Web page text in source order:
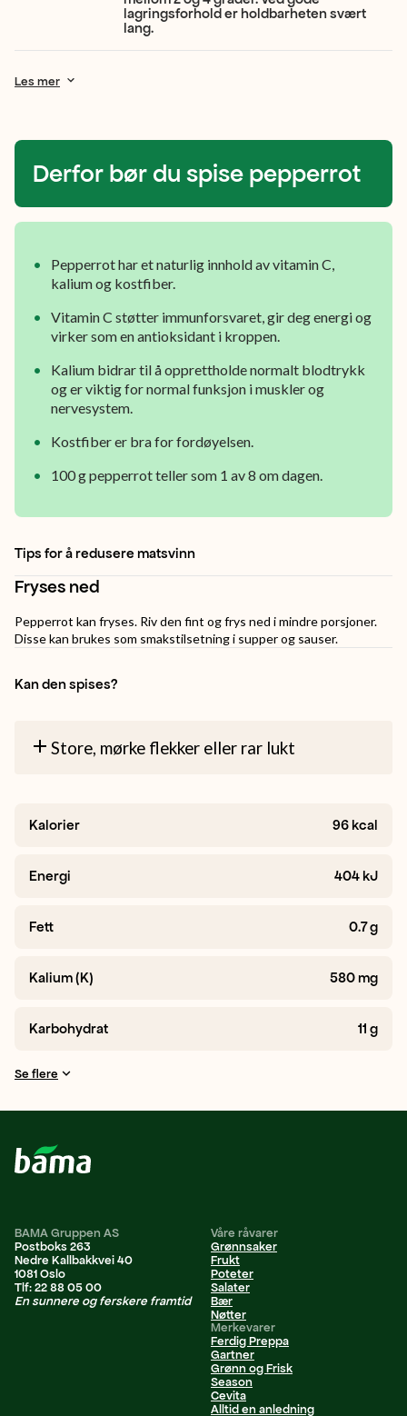
sterk,
pepperaktig
som
burde
nytes
små
porsjoner.
lagringsforhold er holdbarheten svært
lang.
Les mer
Derfor bør du spise pepperrot
Pepperrot har et naturlig innhold av vitamin C,
kalium og kostfiber.
Vitamin C støtter immunforsvaret, gir deg energi og
virker som en antioksidant i kroppen.
Kalium bidrar til å opprettholde normalt blodtrykk
og er viktig for normal funksjon i muskler og
nervesystem.
Kostfiber er bra for fordøyelsen.
100 g pepperrot teller som 1 av 8 om dagen.
Tips for å redusere matsvinn
Fryses ned
Pepperrot kan fryses. Riv den fint og frys ned i mindre porsjoner.
Disse kan brukes som smakstilsetning i supper og sauser.
Kan den spises?
Store, mørke flekker eller rar lukt
Kalorier 96 kcal
Energi 404 kJ
Fett 0.7g
Kalium (K) 580 mg
Karbohydrat 11 g
Se flere
BAMA Gruppen AS
Postboks 263
Nedre Kallbakkvei 40
1081 Oslo
Tlf: 22 88 05 00
En sunnere og ferskere framtid
Våre råvarer
Grønnsaker
Frukt
Poteter
Salater
Bær
Nøtter
Merkevarer
Ferdig Preppa
Gartner
Grønn og Frisk
Season
Cevita
Alltid en anledning